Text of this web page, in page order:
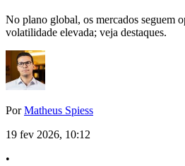
No plano global, os mercados seguem
volatilidade elevada; veja destaques.
PorMatheus Spiess
19 fev 2026, 10:12
•